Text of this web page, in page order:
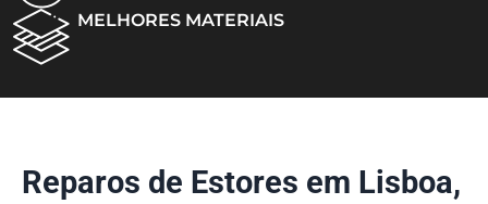
MELHORES MATERIAIS
Reparos de Estores em Lisboa,